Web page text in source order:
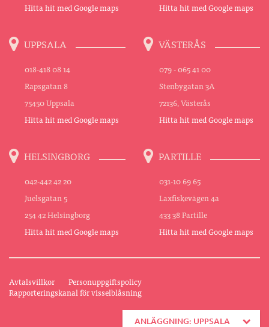
Hitta hit med Google maps
Hitta hit med Google maps
UPPSALA
018-418 08 14
Rapsgatan 8
75450 Uppsala
Hitta hit med Google maps
VÄSTERÅS
079 - 065 41 00
Stenbygatan 3A
72136, Västerås
Hitta hit med Google maps
HELSINGBORG
042-442 42 20
Juelsgatan 5
254 42 Helsingborg
Hitta hit med Google maps
PARTILLE
031-10 69 65
Laxfiskevägen 4a
433 38 Partille
Hitta hit med Google maps
Avtalsvillkor
Personuppgiftspolicy
Rapporteringskanal för visselblåsning
ANLÄGGNING: UPPSALA